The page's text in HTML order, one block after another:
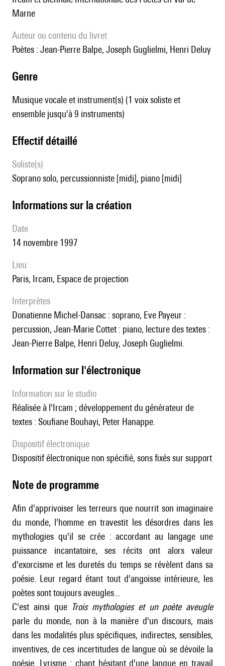
Marne
Auteur ou contenu du livret
poètes : Jean-Pierre Balpe, Joseph Guglielmi, Henri Deluy
genre
Musique vocale et instrument(s) (1 voix soliste et
ensemble jusqu'à 9 instruments)
effectif détaillé
Soliste(s)
soprano solo, percussionniste [midi], piano [midi]
informations sur la création
date
14 novembre 1997
lieu
Paris, Ircam, Espace de projection
interprètes
Donatienne Michel-Dansac : soprano, Eve Payeur :
percussion, Jean-Marie Cottet : piano, lecture des textes :
Jean-Pierre Balpe, Henri Deluy, Joseph Guglielmi.
Information sur l'électronique
Information sur le studio
réalisée à l'Ircam ; développement du générateur de
textes : Soufiane Bouhayi, Peter Hanappe.
Dispositif électronique
dispositif électronique non spécifié, sons fixés sur support
Note de programme
Afin d'apprivoiser les terreurs que nourrit son imaginaire
du monde, l'homme en travestit les désordres dans les
mythologies qu'il se crée : accordant au langage une
puissance incantatoire, ses récits ont alors valeur
d'exorcisme et les duretés du temps se révèlent dans sa
poésie. Leur regard étant tout d'angoisse intérieure, les
poètes sont toujours aveugles...
C'est ainsi que Trois mythologies et un poète aveugle
parle du monde, non à la manière d'un discours, mais
dans les modalités plus spécifiques, indirectes, sensibles,
inventives, de ces incertitudes de langue où se dévoile la
poésie. Lyrisme : chant hésitant d'une langue en travail